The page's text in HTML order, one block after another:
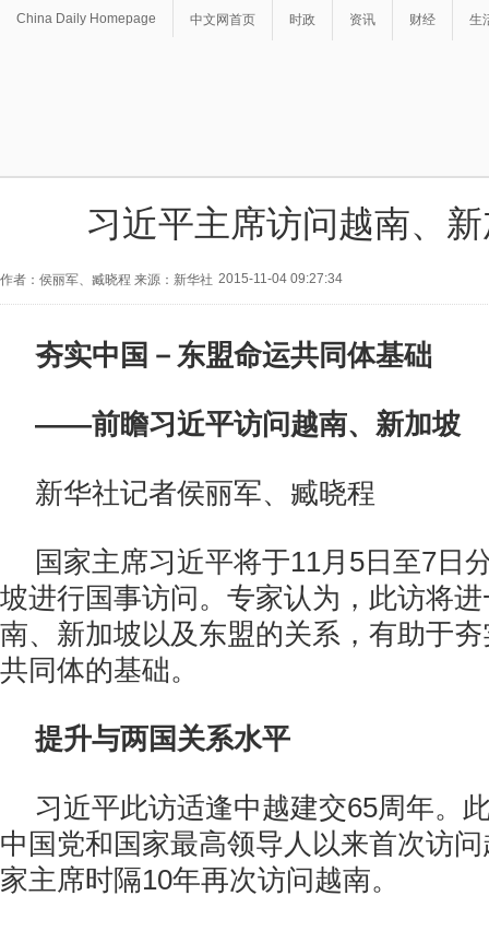
China Daily Homepage 中文网首页 时政 资讯 财经 生
习近平主席访问越南、
作者：侯丽军、臧晓程 来源：新华社 2015-11-04 09:27:34
夯实中国－东盟命运共同体基础
——前瞻习近平访问越南、新加坡
新华社记者侯丽军、臧晓程
国家主席习近平将于11月5日至7日
坡进行国事访问。专家认为，此访将
南、新加坡以及东盟的关系，有助于
共同体的基础。
提升与两国关系水平
习近平此访适逢中越建交65周年。
中国党和国家最高领导人以来首次访
家主席时隔10年再次访问越南。